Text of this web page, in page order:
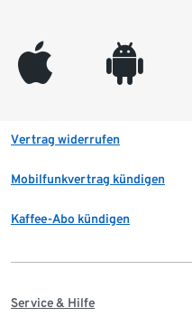
appleinc android
Vertrag widerrufen
Mobilfunkvertrag kündigen
Kaffee-Abo kündigen
Service & Hilfe